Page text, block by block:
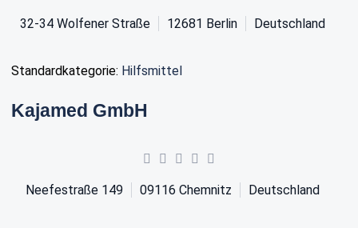
32-34 Wolfener Straße 12681 Berlin Deutschland
Standardkategorie: Hilfsmittel
Kajamed GmbH
Neefestraße 149 09116 Chemnitz Deutschland